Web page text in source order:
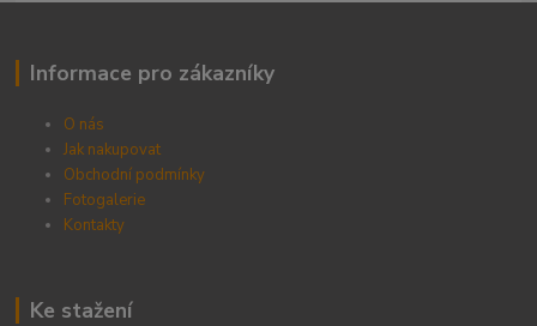
Informace pro zákazníky
O nás
Jak nakupovat
Obchodní podmínky
Fotogalerie
Kontakty
Ke stažení